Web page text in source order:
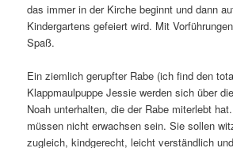
das immer in der Kirche beginnt und dann
Kindergartens gefeiert wird. Mit
Spaß.
Ein ziemlich gerupfter Rabe (ich find den
Klappmaulpuppe Jessie werden sich über
Noah unterhalten, die der Rabe miterlebt
müssen nicht erwachsen sein. Sie sollen
zugleich, kindgerecht, leicht verständlich